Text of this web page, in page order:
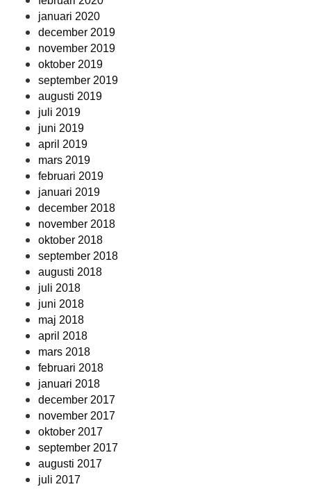
januari 2020
december 2019
november 2019
oktober 2019
september 2019
augusti 2019
juli 2019
juni 2019
april 2019
mars 2019
februari 2019
januari 2019
december 2018
november 2018
oktober 2018
september 2018
augusti 2018
juli 2018
juni 2018
maj 2018
april 2018
mars 2018
februari 2018
januari 2018
december 2017
november 2017
oktober 2017
september 2017
augusti 2017
juli 2017